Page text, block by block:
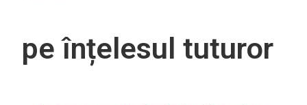
pe înțelesul tuturor